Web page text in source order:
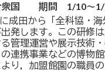
衆国 期間 1/10～1/
成田から「全科協・
発します。この研修
管理運営や展示技術
連携事業などの博物
り，加盟館園の職員